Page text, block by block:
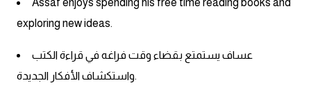
كلمات بحرف y
Assaf enjoys spending his free time reading books and
exploring new ideas.
عساف يستمتع بقضاء وقت فراغه في قراءة الكتب
واستكشاف الأفكار الجديدة.